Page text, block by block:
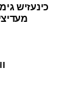
כינעזיש
וואַז